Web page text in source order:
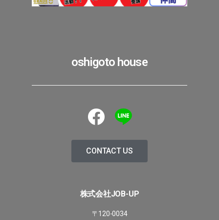
oshigoto house
CONTACT US
株式会社JOB-UP
〒120-0034